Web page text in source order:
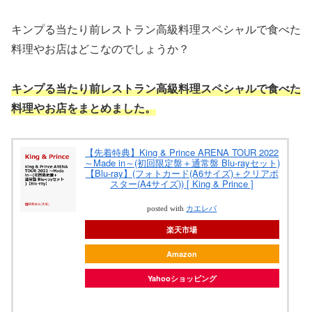
キンプる当たり前レストラン高級料理スペシャルで食べた
料理やお店はどこなのでしょうか？
キンプる当たり前レストラン高級料理スペシャルで食べた
料理やお店をまとめました。
【先着特典】King & Prince ARENA TOUR 2022
～Made in～(初回限定盤＋通常盤 Blu-rayセット)
【Blu-ray】(フォトカード(A6サイズ)＋クリアポ
スター(A4サイズ)) [ King & Prince ]
posted with カエレバ
楽天市場
Amazon
Yahooショッピング